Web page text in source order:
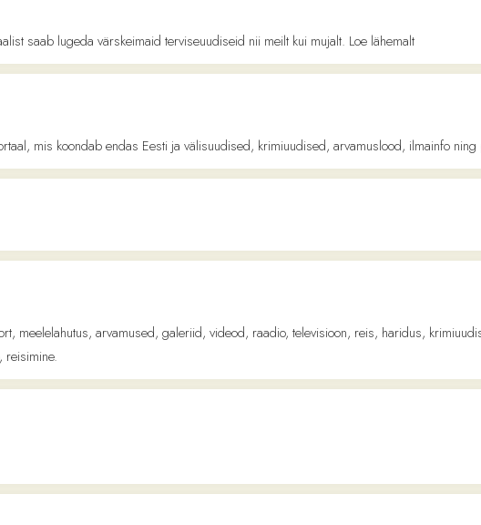
arvamused, galeriid, videod, raadio, televisioon, reis, haridus, krimiuudised, tervis,
ja huvitavamad lood!